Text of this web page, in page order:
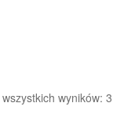
wyników: 3